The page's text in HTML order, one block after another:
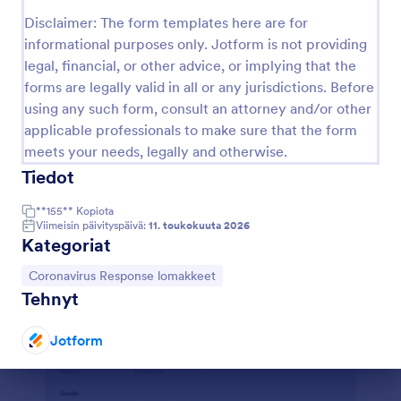
Disclaimer: The form templates here are for
informational purposes only. Jotform is not providing
legal, financial, or other advice, or implying that the
forms are legally valid in all or any jurisdictions. Before
using any such form, consult an attorney and/or other
applicable professionals to make sure that the form
meets your needs, legally and otherwise.
Tiedot
**155** Kopiota
Viimeisin päivityspäivä: 11. toukokuuta 2026
Kategoriat
Siirry kategoriaan:
Coronavirus Response lomakkeet
Tehnyt
Jotform
Esikatselu